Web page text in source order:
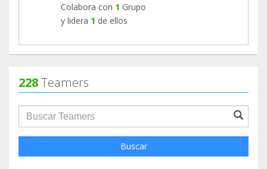
Colabora con 1 Grupo
y lidera 1 de ellos
228Teamers
groupProfile.searchForm.search.text???
Buscar